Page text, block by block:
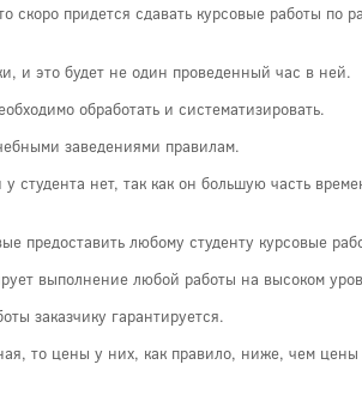
придется сдавать курсовые работы по
и это будет не один проведенный час в ней.
обработать и систематизировать.
заведениями правилам.
студента нет, так как он большую часть
предоставить любому студенту курсовые
выполнение любой работы на высоком
заказчику гарантируется.
то цены у них, как правило, ниже, чем